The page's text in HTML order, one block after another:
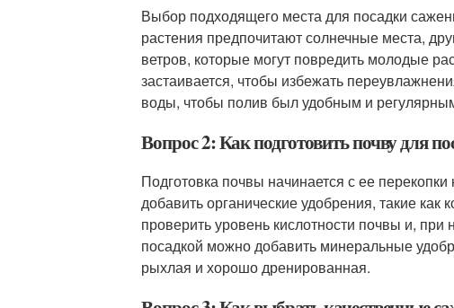
Выбор подходящего места для посадки
растения предпочитают солнечные места,
ветров, которые могут повредить молодые
застаивается, чтобы избежать
воды, чтобы полив был удобным и
Вопрос 2: Как подготовить почву для
Подготовка почвы начинается с ее
добавить органические удобрения, такие
проверить уровень кислотности почвы и,
посадкой можно добавить минеральные
рыхлая и хорошо дренированная.